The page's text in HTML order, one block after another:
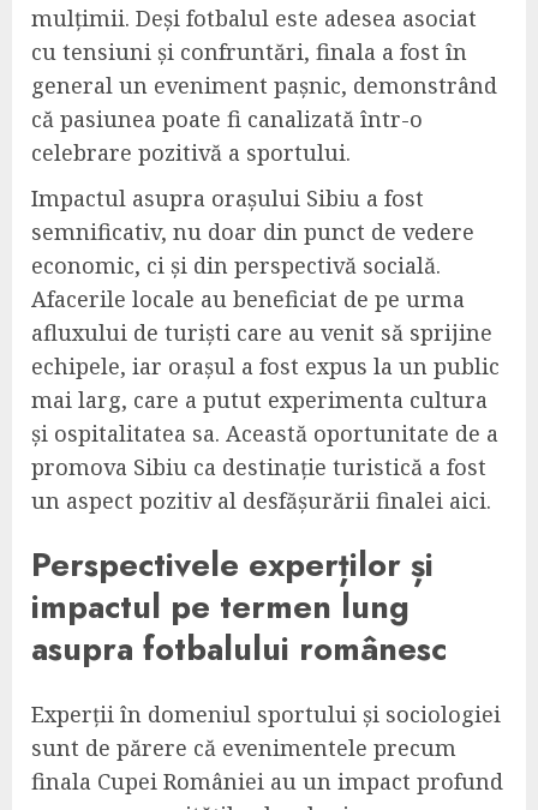
mulțimii. Deși fotbalul este adesea asociat
cu tensiuni și confruntări, finala a fost în
general un eveniment pașnic, demonstrând
că pasiunea poate fi canalizată într-o
celebrare pozitivă a sportului.
Impactul asupra orașului Sibiu a fost
semnificativ, nu doar din punct de vedere
economic, ci și din perspectivă socială.
Afacerile locale au beneficiat de pe urma
afluxului de turiști care au venit să sprijine
echipele, iar orașul a fost expus la un public
mai larg, care a putut experimenta cultura
și ospitalitatea sa. Această oportunitate de a
promova Sibiu ca destinație turistică a fost
un aspect pozitiv al desfășurării finalei aici.
Perspectivele experților și
impactul pe termen lung
asupra fotbalului românesc
Experții în domeniul sportului și sociologiei
sunt de părere că evenimentele precum
finala Cupei României au un impact profund